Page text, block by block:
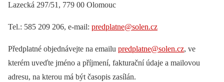
Lazecká 297/51, 779 00 Olomouc
Tel.: 585 209 206, e-mail: predplatne@solen.cz
Předplatné objednávejte na emailu predplatne@solen.cz, ve
kterém uveďte jméno a příjmení, fakturační údaje a mailovou
adresu, na kterou má být časopis zasílán.